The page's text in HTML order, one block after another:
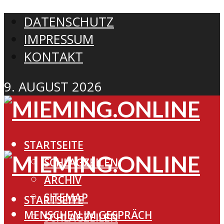
DATENSCHUTZ
IMPRESSUM
KONTAKT
9. AUGUST 2026
STARTSEITE
SCHLAGZEILEN
ARCHIV
SITEMAP
MENSCHEN IM GESPRÄCH
STARTSEITE
SCHLAGZEILEN